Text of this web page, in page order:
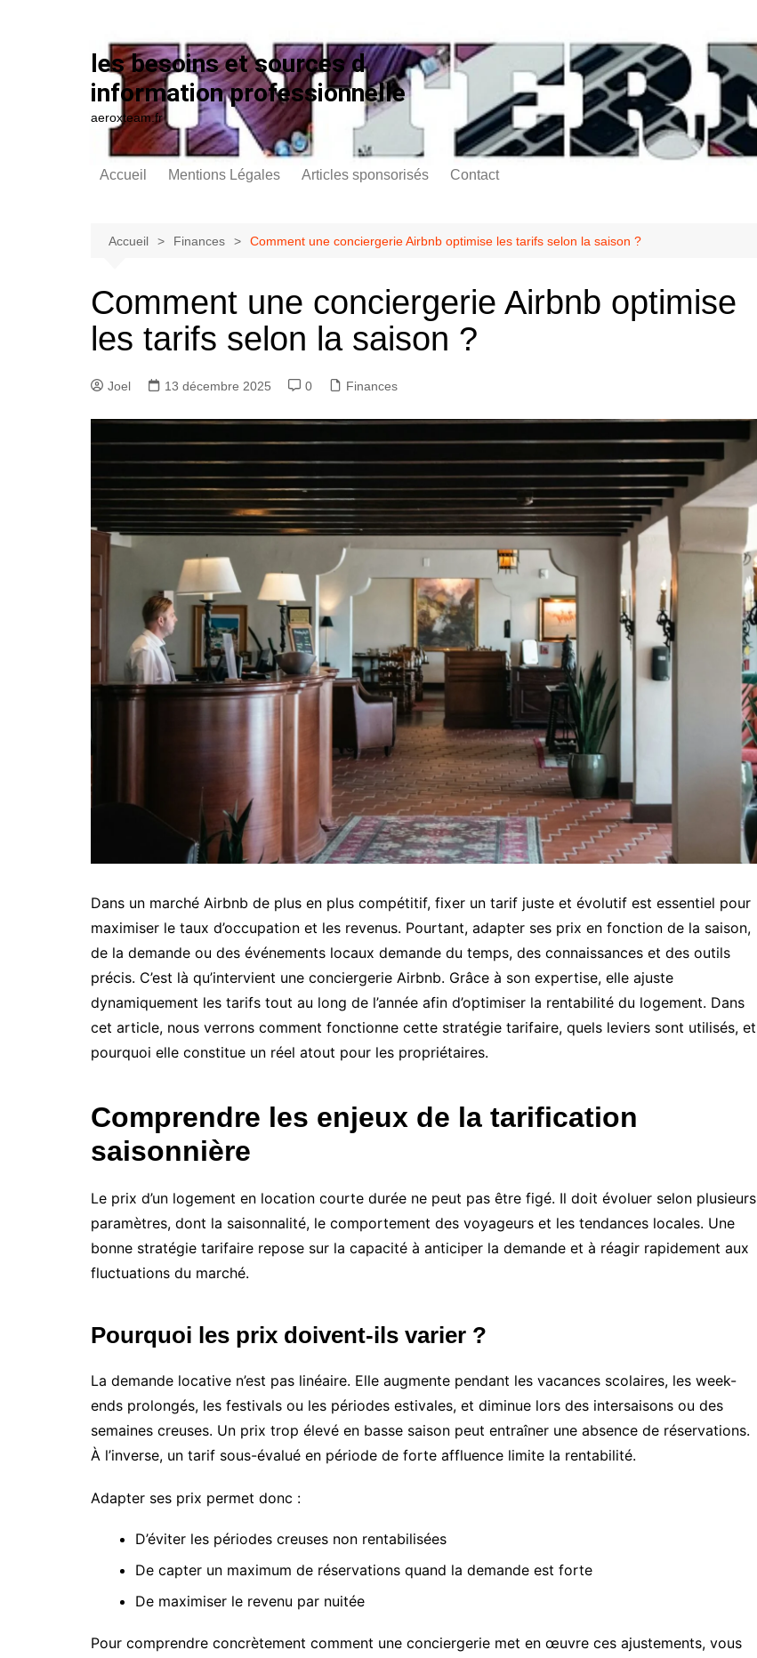
les besoins et sources d
information professionnelle
aeroxteam.fr
Accueil Mentions Légales Articles sponsorisés Contact
Accueil Finances Comment une conciergerie Airbnb optimise les tarifs selon la saison ?
Comment une conciergerie Airbnb optimise
les tarifs selon la saison ?
Joel 13 décembre 2025 0 Finances
Dans un marché Airbnb de plus en plus compétitif, fixer un tarif juste et évolutif est essentiel pour
maximiser le taux d’occupation et les revenus. Pourtant, adapter ses prix en fonction de la saison,
de la demande ou des événements locaux demande du temps, des connaissances et des outils
précis. C’est là qu’intervient une conciergerie Airbnb. Grâce à son expertise, elle ajuste
dynamiquement les tarifs tout au long de l’année afin d’optimiser la rentabilité du logement. Dans
cet article, nous verrons comment fonctionne cette stratégie tarifaire, quels leviers sont utilisés, et
pourquoi elle constitue un réel atout pour les propriétaires.
Comprendre les enjeux de la tarification
saisonnière
Le prix d’un logement en location courte durée ne peut pas être figé. Il doit évoluer selon plusieurs
paramètres, dont la saisonnalité, le comportement des voyageurs et les tendances locales. Une
bonne stratégie tarifaire repose sur la capacité à anticiper la demande et à réagir rapidement aux
fluctuations du marché.
Pourquoi les prix doivent-ils varier ?
La demande locative n’est pas linéaire. Elle augmente pendant les vacances scolaires, les week-
ends prolongés, les festivals ou les périodes estivales, et diminue lors des intersaisons ou des
semaines creuses. Un prix trop élevé en basse saison peut entraîner une absence de réservations.
À l’inverse, un tarif sous-évalué en période de forte affluence limite la rentabilité.
Adapter ses prix permet donc :
D’éviter les périodes creuses non rentabilisées
De capter un maximum de réservations quand la demande est forte
De maximiser le revenu par nuitée
Pour comprendre concrètement comment une conciergerie met en œuvre ces ajustements, vous